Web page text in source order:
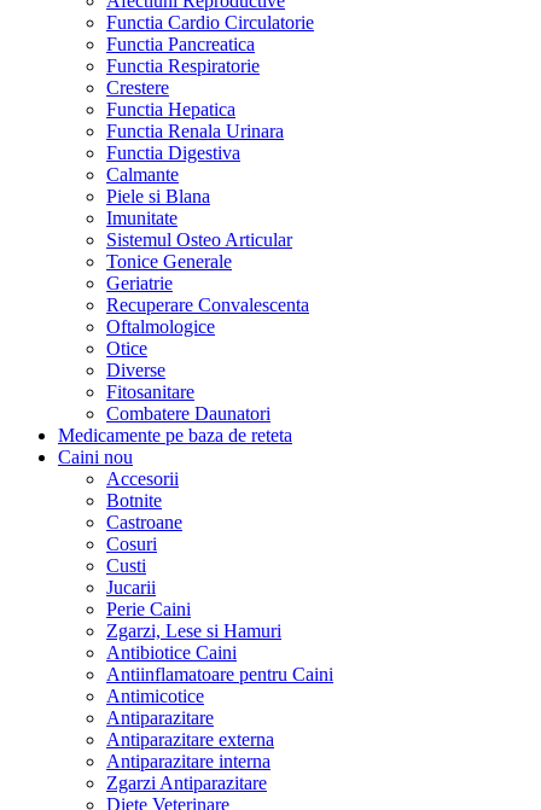
Functia Cardio Circulatorie
Functia Pancreatica
Functia Respiratorie
Crestere
Functia Hepatica
Functia Renala Urinara
Functia Digestiva
Calmante
Piele si Blana
Imunitate
Sistemul Osteo Articular
Tonice Generale
Geriatrie
Recuperare Convalescenta
Oftalmologice
Otice
Diverse
Fitosanitare
Combatere Daunatori
Medicamente pe baza de reteta
Caini nou
Accesorii
Botnite
Castroane
Cosuri
Custi
Jucarii
Perie Caini
Zgarzi, Lese si Hamuri
Antibiotice Caini
Antiinflamatoare pentru Caini
Antimicotice
Antiparazitare
Antiparazitare externa
Antiparazitare interna
Zgarzi Antiparazitare
Diete Veterinare